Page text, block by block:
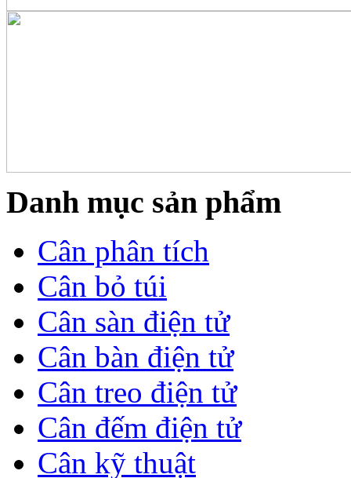
Danh mục sản phẩm
Cân phân tích
Cân bỏ túi
Cân sàn điện tử
Cân bàn điện tử
Cân treo điện tử
Cân đếm điện tử
Cân kỹ thuật